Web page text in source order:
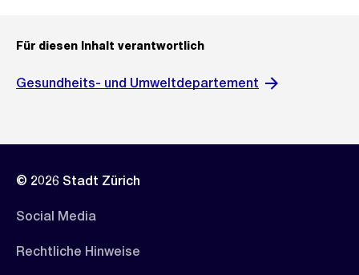
Für diesen Inhalt verantwortlich
Gesundheits- und Umweltdepartement
© 2026 Stadt Zürich
Social Media
Rechtliche Hinweise